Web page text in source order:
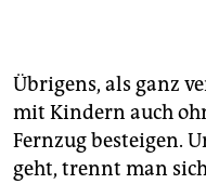
Übrigens, als ganz
mit Kindern auch
Fernzug besteigen.
geht, trennt man